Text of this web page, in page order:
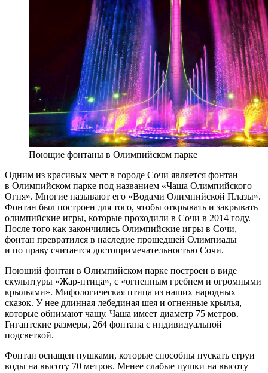
Поющие фонтаны в Олимпийском парке
Одним из красивых мест в городе Сочи является фонтан
в Олимпийском парке под названием «Чаша Олимпийского
Огня». Многие называют его «Водами Олимпийской Плазы».
Фонтан был построен для того, чтобы открывать и закрывать
олимпийские игры, которые проходили в Сочи в 2014 году.
После того как закончились Олимпийские игры в Сочи,
фонтан превратился в наследие прошедшей Олимпиады
и по праву считается достопримечательностью Сочи.
Поющий фонтан в Олимпийском парке построен в виде
скульптуры «Жар-птица», с «огненным гребнем и огромными
крыльями». Мифологическая птица из наших народных
сказок. У нее длинная лебединая шея и огненные крылья,
которые обнимают чашу. Чаша имеет диаметр 75 метров.
Гигантские размеры, 264 фонтана с индивидуальной
подсветкой.
Фонтан оснащен пушками, которые способны пускать струи
воды на высоту 70 метров. Менее слабые пушки на высоту